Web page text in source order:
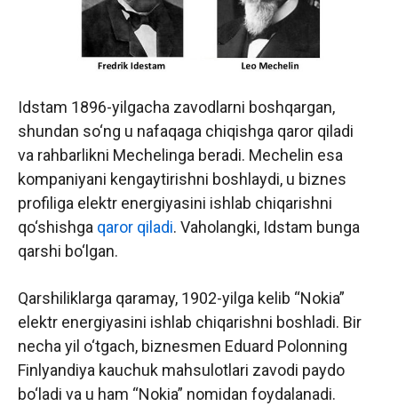
Idstam 1896-yilgacha zavodlarni boshqargan,
shundan so‘ng u nafaqaga chiqishga qaror qiladi
va rahbarlikni Mechelinga beradi. Mechelin esa
kompaniyani kengaytirishni boshlaydi, u biznes
profiliga elektr energiyasini ishlab chiqarishni
qo‘shishga qaror qiladi. Vaholangki, Idstam bunga
qarshi bo‘lgan.
Qarshiliklarga qaramay, 1902-yilga kelib “Nokia”
elektr energiyasini ishlab chiqarishni boshladi. Bir
necha yil o‘tgach, biznesmen Eduard Polonning
Finlyandiya kauchuk mahsulotlari zavodi paydo
bo‘ladi va u ham “Nokia” nomidan foydalanadi.